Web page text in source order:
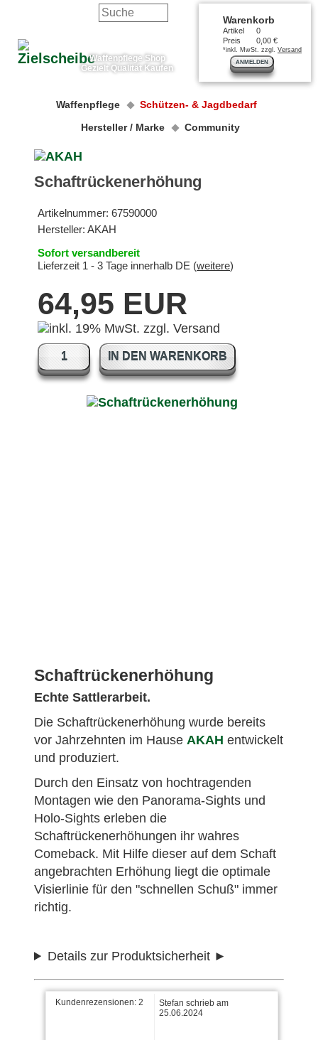
Waffenpflege Shop
Gezielt Qualität Kaufen
Warenkorb
Artikel
0
Preis
0,00 €
*inkl. MwSt. zzgl. Versand
ANMELDEN
Waffenpflege
Schützen- & Jagdbedarf
Hersteller / Marke
Community
Schaftrückenerhöhung
Artikelnummer: 67590000
Hersteller: AKAH
Sofort versandbereit
Lieferzeit 1 - 3 Tage innerhalb DE (weitere)
64,95 EUR
IN DEN WARENKORB
Schaftrückenerhöhung
Echte Sattlerarbeit.
Die Schaftrückenerhöhung wurde be­reits
vor Jahrzehnten im Hause AKAH entwickelt
und produziert.
Durch den Einsatz von hochtragenden
Montagen wie den Panorama-Sights und
Holo-Sights erleben die
Schaftrückenerhöhungen ihr wahres
Comeback. Mit Hilfe dieser auf dem Schaft
angebrachten Erhöhung liegt die optimale
Visierlinie für den "schnellen Schuß" immer
richtig.
Details zur Produktsicherheit
Kundenrezensionen: 2
Stefan schrieb am
25.06.2024